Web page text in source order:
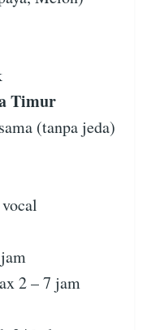
Timur
(tanpa jeda)
2 – 7 jam